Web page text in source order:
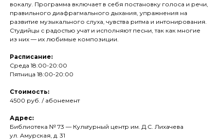
вокалу. Программа включает в себя постановку голоса и речи,
правильного диафрагмального дыхания, упражнения на
развитие музыкального слуха, чувства ритма и интонирования.
Студийцы с радостью учат и исполняют песни, так как многие
из них — их любимые композиции.
Расписание:
Среда 18:00-20:00
Пятница 18:00-20:00
Стоимость:
4500 руб. / абонемент
Адрес:
Библиотека № 73 — Культурный центр им. Д.С. Лихачева
ул. Амурская, д. 31